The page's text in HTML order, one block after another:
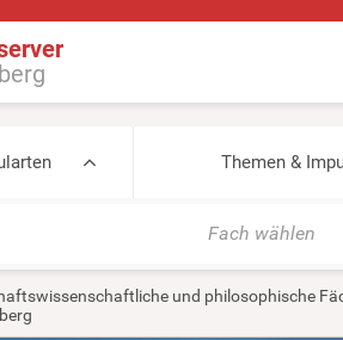
Themen &
Fach wählen
und philosophische